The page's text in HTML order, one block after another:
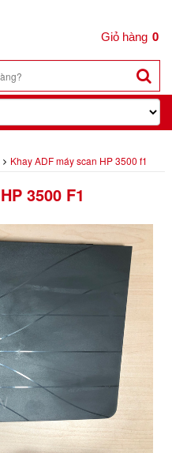
0
Khay ADF máy scan HP 3500 f1
3500 F1